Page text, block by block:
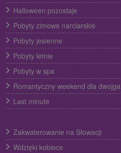
Halloween pozostaje
Pobyty zimowe narciarskie
Pobyty jesienne
Pobyty letnie
Pobyty w spa
Romantyczny weekend dla dwojga
Last minute
Zakwaterowanie na Słowacji
Wdzięki kobiece